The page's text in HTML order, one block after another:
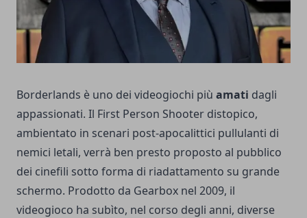
Borderlands è uno dei videogiochi più amati dagli
appassionati. Il First Person Shooter distopico,
ambientato in scenari post-apocalittici pullulanti di
nemici letali, verrà ben presto proposto al pubblico
dei cinefili sotto forma di riadattamento su grande
schermo. Prodotto da Gearbox nel 2009, il
videogioco ha subìto, nel corso degli anni, diverse